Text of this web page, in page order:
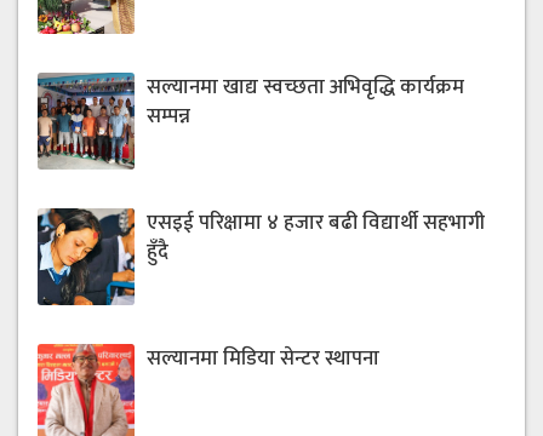
सल्यानमा खाद्य स्वच्छता अभिवृद्धि कार्यक्रम
सम्पन्न
एसइई परिक्षामा ४ हजार बढी विद्यार्थी सहभागी
हुँदै
सल्यानमा मिडिया सेन्टर स्थापना